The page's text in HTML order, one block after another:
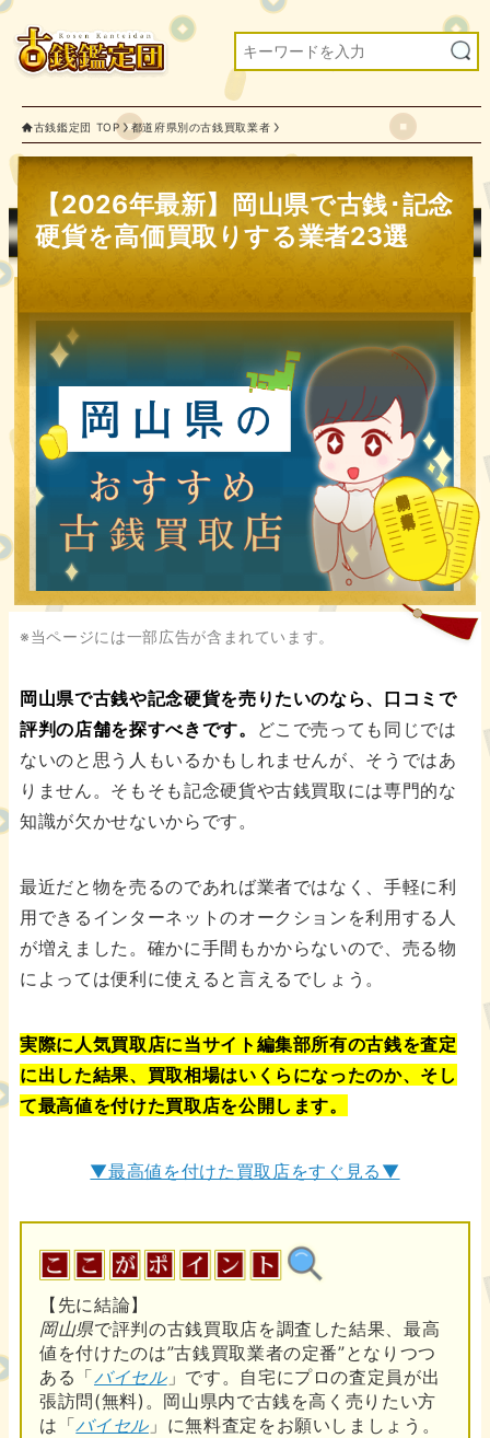
古銭鑑定団 TOP 都道府県別の古銭買取業者
【2026年最新】岡山県で古銭･記念
硬貨を高価買取りする業者23選
都道府県別の古銭買取業者
※当ページには一部広告が含まれています。
岡山県で古銭や記念硬貨を売りたいのなら、口コミで
評判の店舗を探すべきです。
どこで売っても同じでは
ないのと思う人もいるかもしれませんが、そうではあ
りません。そもそも記念硬貨や古銭買取には専門的な
知識が欠かせないからです。
最近だと物を売るのであれば業者ではなく、手軽に利
用できるインターネットのオークションを利用する人
が増えました。確かに手間もかからないので、売る物
によっては便利に使えると言えるでしょう。
実際に人気買取店に当サイト編集部所有の古銭を査定
に出した結果、買取相場はいくらになったのか、そし
て最高値を付けた買取店を公開します。
▼最高値を付けた買取店をすぐ見る▼
【先に結論】
岡山県で評判の古銭買取店を調査した結果、最高
値を付けたのは”古銭買取業者の定番”となりつつ
ある「バイセル」です。自宅にプロの査定員が出
張訪問(無料)。岡山県内で古銭を高く売りたい方
は「バイセル」に無料査定をお願いしましょう。